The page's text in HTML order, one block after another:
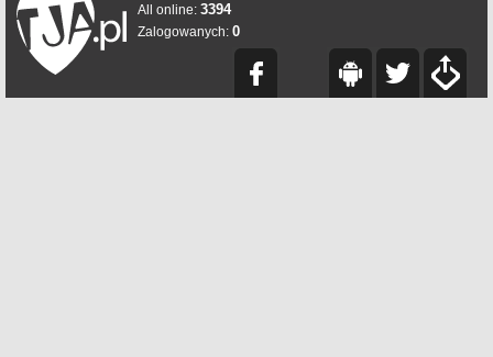
All online: 3394
Zalogowanych: 0